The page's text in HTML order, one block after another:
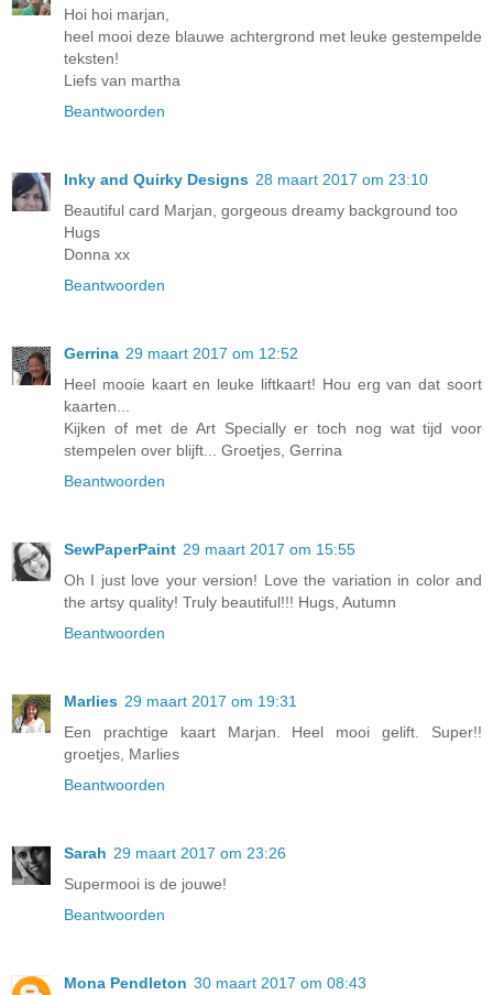
Hoi hoi marjan,
heel mooi deze blauwe achtergrond met leuke gestempelde
teksten!
Liefs van martha
Beantwoorden
Inky and Quirky Designs 28 maart 2017 om 23:10
Beautiful card Marjan, gorgeous dreamy background too
Hugs
Donna xx
Beantwoorden
Gerrina 29 maart 2017 om 12:52
Heel mooie kaart en leuke liftkaart! Hou erg van dat soort
kaarten...
Kijken of met de Art Specially er toch nog wat tijd voor
stempelen over blijft... Groetjes, Gerrina
Beantwoorden
SewPaperPaint 29 maart 2017 om 15:55
Oh I just love your version! Love the variation in color and
the artsy quality! Truly beautiful!!! Hugs, Autumn
Beantwoorden
Marlies 29 maart 2017 om 19:31
Een prachtige kaart Marjan. Heel mooi gelift. Super!!
groetjes, Marlies
Beantwoorden
Sarah 29 maart 2017 om 23:26
Supermooi is de jouwe!
Beantwoorden
Mona Pendleton 30 maart 2017 om 08:43